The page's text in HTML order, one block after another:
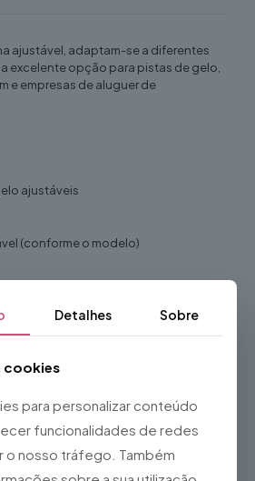
ajustável, adaptam-se a diferentes
excelente opção para pistas de gelo,
e empresas de aluguer de
ajustáveis
(conforme o modelo)
com fivelas de segurança
e confortável
Detalhes Sobre
cookies
para personalizar conteúdo
funcionalidades de redes
o nosso tráfego. Também